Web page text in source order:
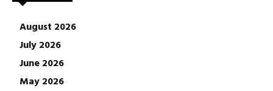
August 2026
July 2026
June 2026
May 2026